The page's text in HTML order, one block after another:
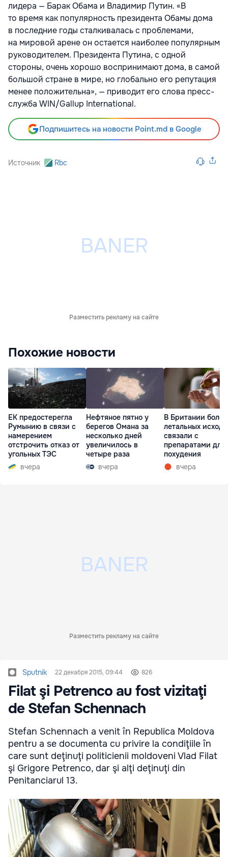
лидера — Барак Обама и Владимир Путин. «В
то время как популярность президента Обамы дома
в последние годы сталкивалась с проблемами,
на мировой арене он остается наиболее популярным
руководителем. Президента Путина, с одной
стороны, очень хорошо воспринимают дома, в самой
большой стране в мире, но глобально его репутация
менее положительна», — приводит его слова пресс-
служба WIN/Gallup International.
Подпишитесь на новости Point.md в Google
Источник Rbc
Разместить рекламу на сайте
Похожие новости
ЕК предостерегла
Румынию в связи с
намерением
отстрочить отказ от
угольных ТЭС
вчера
Нефтяное пятно у
берегов Омана за
несколько дней
увеличилось в
четыре раза
вчера
В Британии
летальных
связали с
препаратами для
похудения
вчера
Разместить рекламу на сайте
Sputnik 22 декабря 2015, 09:44 826
Filat şi Petrenco au fost vizitaţi
de Stefan Schennach
Stefan Schennach a venit în Republica Moldova
pentru a se documenta cu privire la condiţiile în
care sunt deţinuţi politicienii moldoveni Vlad Filat
şi Grigore Petrenco, dar şi alţi deţinuţi din
Penitanciarul 13.